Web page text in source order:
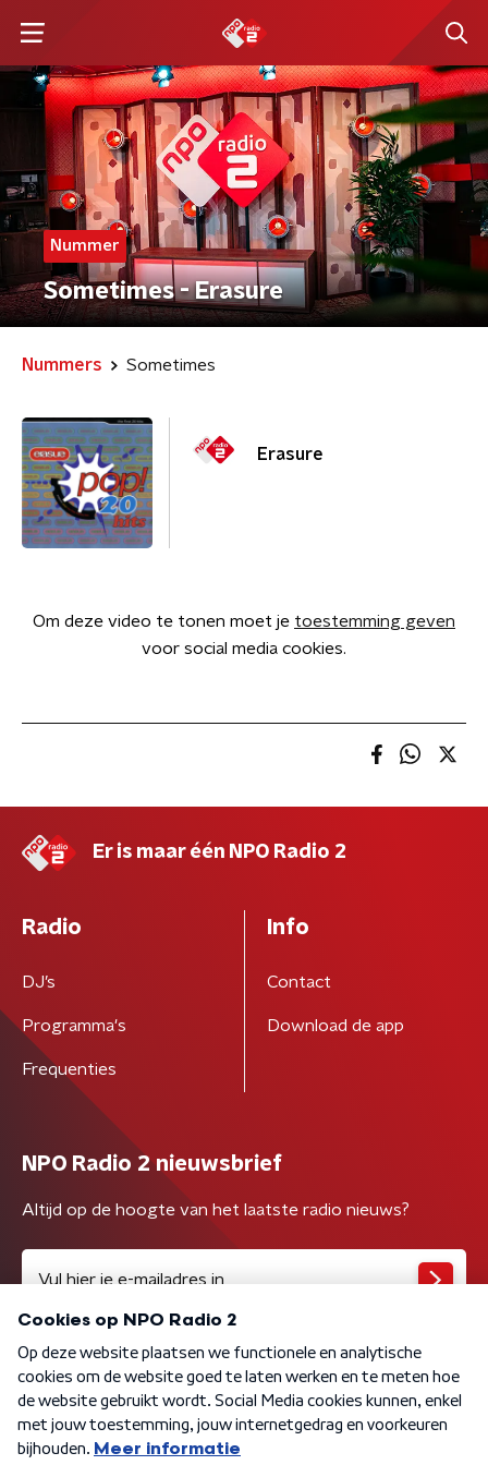
Nummer
Sometimes - Erasure
Nummers Sometimes
Erasure
Om deze video te tonen moet je toestemming geven
voor social media cookies.
Er is maar één NPO Radio 2
Radio
DJ’s
Programma's
Frequenties
Info
Contact
Download de app
NPO Radio 2 nieuwsbrief
Altijd op de hoogte van het laatste radio nieuws?
Algemene voorwaarden